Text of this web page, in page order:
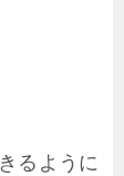
るように